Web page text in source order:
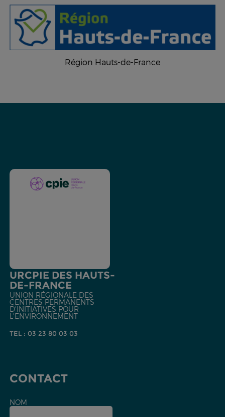
Région Hauts-de-France
URCPIE DES HAUTS-
DE-FRANCE
UNION RÉGIONALE DES
CENTRES PERMANENTS
D'INITIATIVES POUR
L'ENVIRONNEMENT
TEL : 03 23 80 03 03
CONTACT
NOM